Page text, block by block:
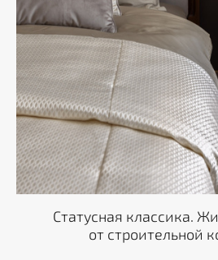
Статусная классика.
от строительной